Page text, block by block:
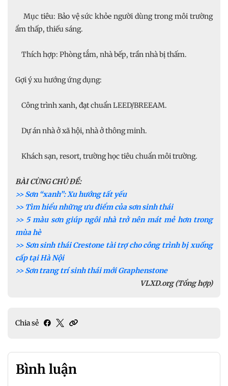
Mục tiêu: Bảo vệ sức khỏe người dùng trong môi trường
ẩm thấp, thiếu sáng.
Thích hợp: Phòng tắm, nhà bếp, trần nhà bị thấm.
Gợi ý xu hướng ứng dụng:
Công trình xanh, đạt chuẩn LEED/BREEAM.
Dự án nhà ở xã hội, nhà ở thông minh.
Khách sạn, resort, trường học tiêu chuẩn môi trường.
BÀI CÙNG CHỦ ĐỀ:
>> Sơn “xanh”: Xu hướng tất yếu
>> Tìm hiểu những ưu điểm của sơn sinh thái
>> 5 màu sơn giúp ngôi nhà trở nên mát mẻ hơn trong
mùa hè
>> Sơn sinh thái Crestone tài trợ cho công trình bị xuống
cấp tại Hà Nội
>> Sơn trang trí sinh thái mới Graphenstone
VLXD.org (Tổng hợp)
Chia sẻ
Bình luận